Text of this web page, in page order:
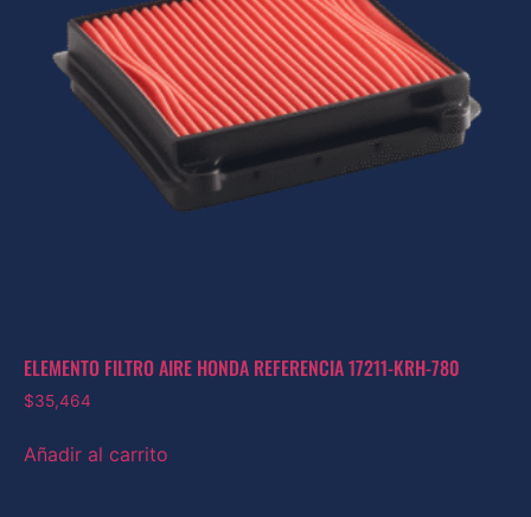
ELEMENTO FILTRO AIRE HONDA REFERENCIA 17211-KRH-780
$35,464
Añadir al carrito